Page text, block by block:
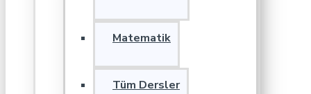
Matematik
Tüm Dersler